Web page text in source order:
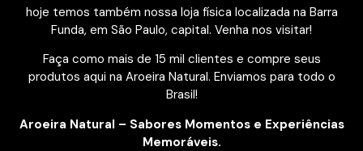
hoje temos também nossa loja física localizada na Barra
Funda, em São Paulo, capital. Venha nos visitar!
Faça como mais de 15 mil clientes e compre seus
produtos aqui na Aroeira Natural. Enviamos para todo o
Brasil!
Aroeira Natural – Sabores Momentos e Experiências
Memoráveis.